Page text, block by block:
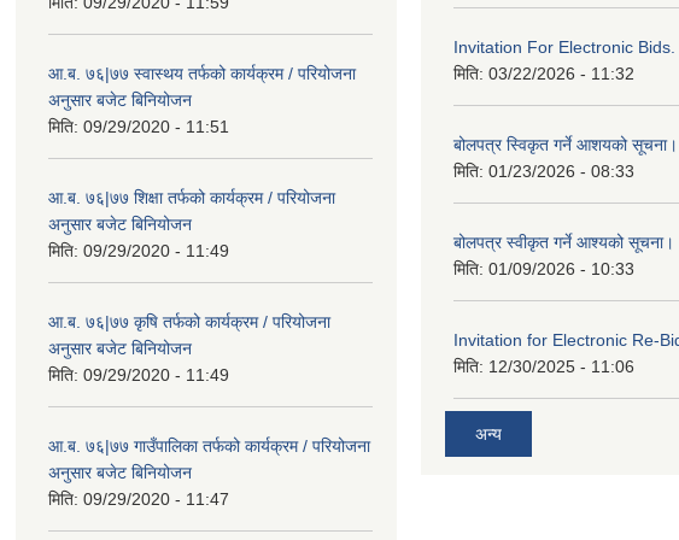
आ.ब. ७६|७७ स्वास्थय तर्फको कार्यक्रम / परियोजना
अनुसार बजेट बिनियोजन
मिति: 09/29/2020 - 11:51
आ.ब. ७६|७७ शिक्षा तर्फको कार्यक्रम / परियोजना
अनुसार बजेट बिनियोजन
मिति: 09/29/2020 - 11:49
आ.ब. ७६|७७ कृषि तर्फको कार्यक्रम / परियोजना
अनुसार बजेट बिनियोजन
मिति: 09/29/2020 - 11:49
आ.ब. ७६|७७ गाउँपालिका तर्फको कार्यक्रम / परियोजना
अनुसार बजेट बिनियोजन
मिति: 09/29/2020 - 11:47
Invitation For Electronic Bids.
मिति: 03/22/2026 - 11:32
बोलपत्र स्विकृत गर्ने आशयको सूचना।
मिति: 01/23/2026 - 08:33
बोलपत्र स्वीकृत गर्ने आश्यको सूचना।
मिति: 01/09/2026 - 10:33
Invitation for Electronic Re-
मिति: 12/30/2025 - 11:06
अन्य